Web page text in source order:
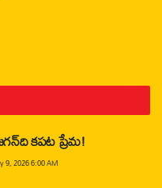
కపట ప్రేమ!
9, 2026 6:00 AM